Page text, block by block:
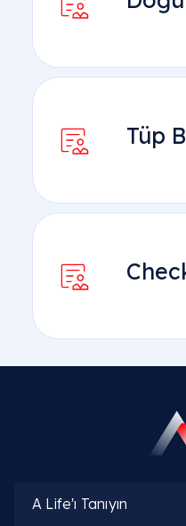
Özel hastane
kadar?
kapsar?
tercih edilmelidir?
Tüp
A Life'ı Tanıyın